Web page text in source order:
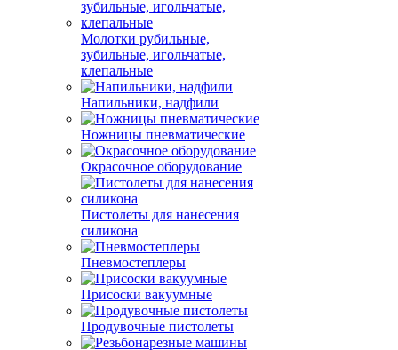
Молотки рубильные,
зубильные, игольчатые,
клепальные
Напильники, надфили
Ножницы пневматические
Окрасочное оборудование
Пистолеты для нанесения
силикона
Пневмостеплеры
Присоски вакуумные
Продувочные пистолеты